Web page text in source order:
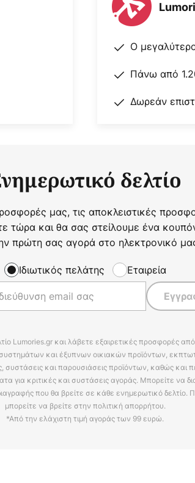
Ο
Πάνω από
Δωρεάν
δελτίο
μας, τις αποκλειστικές
τώρα και θα σας στείλουμε ένα
πρώτη σας αγορά στο ηλεκτρονικό
Ιδιωτικός πελάτης Εταιρεία
Lumories.gr και λάβετε εξαιρετικές προσφορές
και έξυπνων οικιακών προϊόντων,
και παρουσιάσεις προϊόντων, καθώς και
για κριτικές και συστάσεις αγοράς. Μπορείτε να
που θα βρείτε σε κάθε ενημερωτικό δελτίο.
μπορείτε να βρείτε στην πολιτική απορρήτου.
*Από την ελάχιστη τιμή αγοράς των 99 ευρώ.